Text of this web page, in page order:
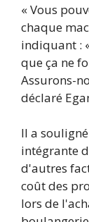
« Vous
chaque
indiquant :
que ça ne
Assurons-
déclaré
Il a
intégrante
d'autres
coût des
lors de